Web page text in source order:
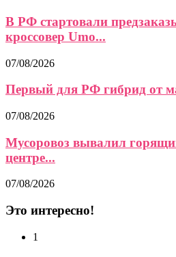
В РФ стартовали
кроссовер Umo...
07/08/2026
Первый для РФ гибрид от
07/08/2026
Мусоровоз вывалил
центре...
07/08/2026
Это интересно!
1